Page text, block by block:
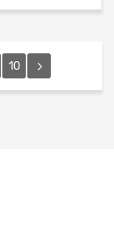
10